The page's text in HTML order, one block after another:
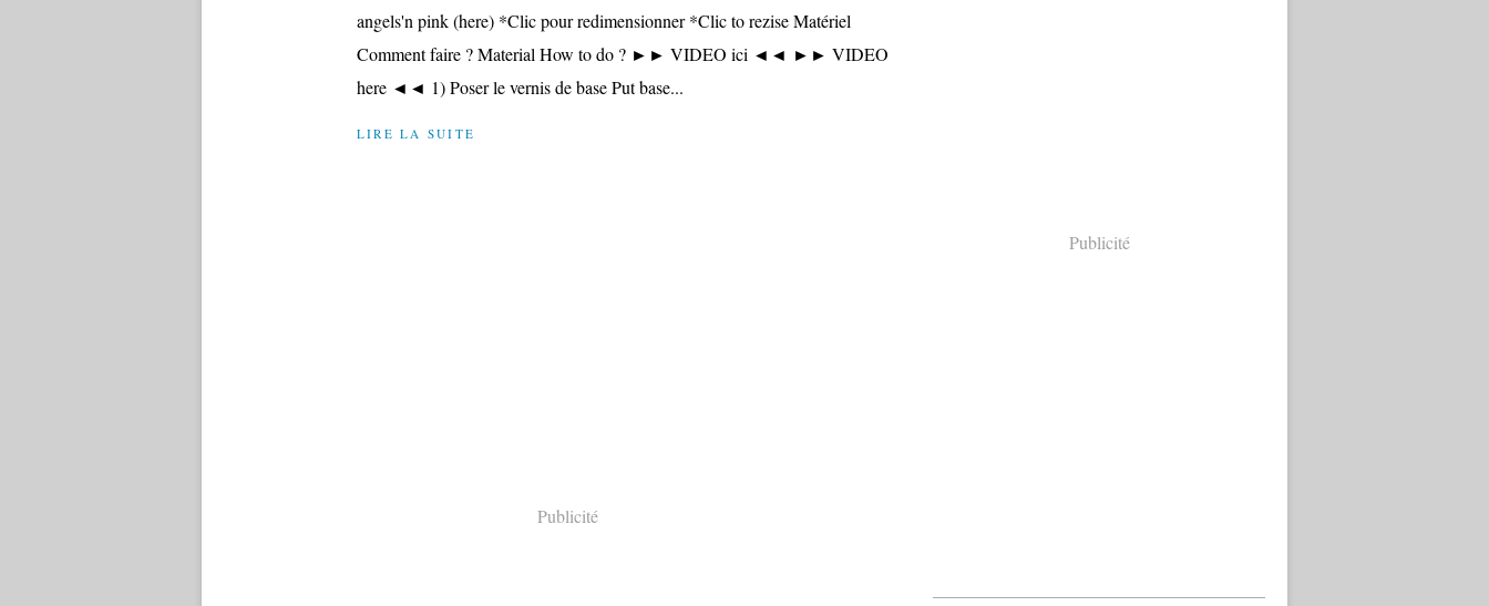
angels'n pink (here) *Clic pour redimensionner *Clic to rezise Matériel
Comment faire ? Material How to do ? ►► VIDEO ici ◄◄ ►► VIDEO
here ◄◄ 1) Poser le vernis de base Put base...
LIRE LA SUITE
Publicité
Publicité